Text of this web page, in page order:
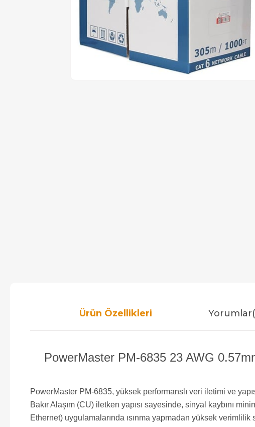
Ürün Özellikleri Yorumlar
PowerMaster PM-6835 23 AWG
PowerMaster PM-6835, yüksek performanslı veri iletimi ve
Bakır Alaşım (CU) iletken yapısı sayesinde, sinyal kaybını
Ethernet) uygulamalarında ısınma yapmadan yüksek